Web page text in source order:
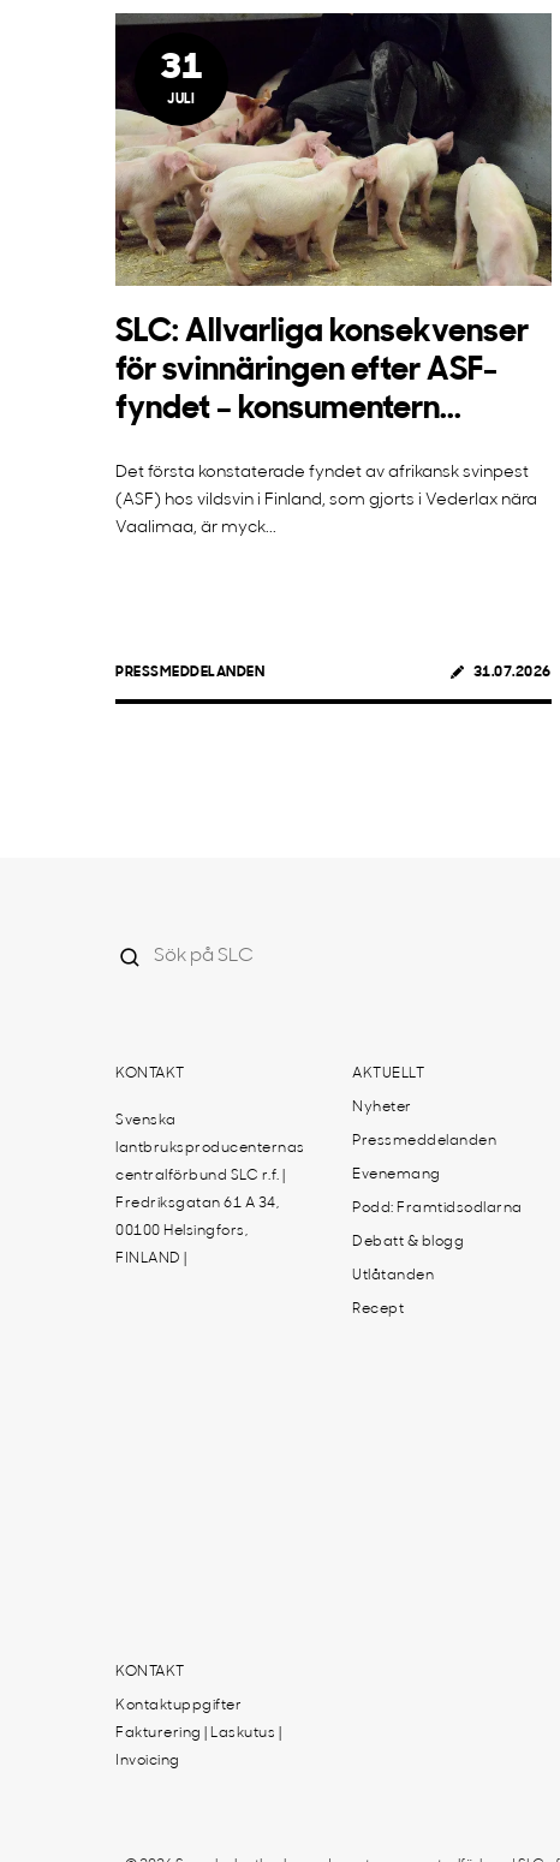
31
JULI
SLC: Allvarliga konsekvenser
för svinnäringen efter ASF-
fyndet – konsumentern...
Det första konstaterade fyndet av afrikansk svinpest
(ASF) hos vildsvin i Finland, som gjorts i Vederlax nära
Vaalimaa, är myck...
PRESSMEDDELANDEN 31.07.2026
KONTAKT
Svenska
lantbruksproducenternas
centralförbund SLC r.f. |
Fredriksgatan 61 A 34,
00100 Helsingfors,
FINLAND |
AKTUELLT
Nyheter
Pressmeddelanden
Evenemang
Podd: Framtidsodlarna
Debatt & blogg
Utlåtanden
Recept
KONTAKT
Kontaktuppgifter
Fakturering | Laskutus |
Invoicing